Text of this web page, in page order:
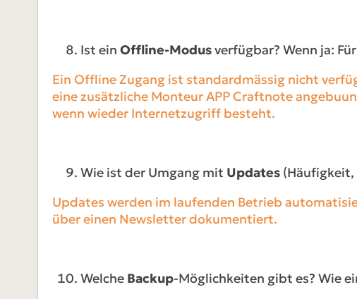
Ist ein Offline-Modusverfügbar? Wenn ja:
Ein Offline Zugang ist standardmässig nicht
eine zusätzliche Monteur APP Craftnote
wenn wieder Internetzugriff besteht.
Wie ist der Umgang mit Updates(Häufigkeit,
Updates werden im laufenden Betrieb
über einen Newsletter dokumentiert.
Welche Backup-Möglichkeiten gibt es? Wie